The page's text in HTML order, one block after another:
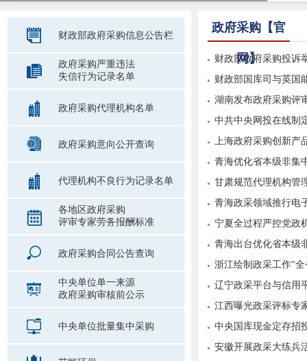
财政部政府采购信息公告栏
政府采购严重违法
失信行为记录名单
政府采购代理机构名单
政府采购意向公开查询
代理机构不良行为记录名单
各地区政府采购
评审专家劳务报酬标准
政府采购合同公告查询
中央单位单一来源
政府采购审核前公示
中央单位批量集中采购
政府采购【官
网】
财政部政府采购投诉
财政部国库司与英国
湖南发布政府采购评
中共中央网投在线制
规...
上海政府采购创新产
青海优化省本级非集
甘肃规范代理机构管
青海政采领域推行电
宁夏全过程严控党政
青海出台优化省本级
浙江绘制政采工作“全
辽宁政采平台与信用
江西曝光政采评标专
中央国库现金定存招
安徽开展政采大练兵